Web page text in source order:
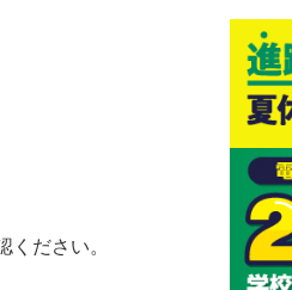
ださい。